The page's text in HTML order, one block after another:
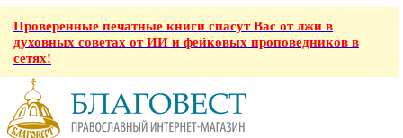
Проверенные печатные книги спасут Вас от лжи в
духовных советах от ИИ и фейковых проповедников в
сетях!